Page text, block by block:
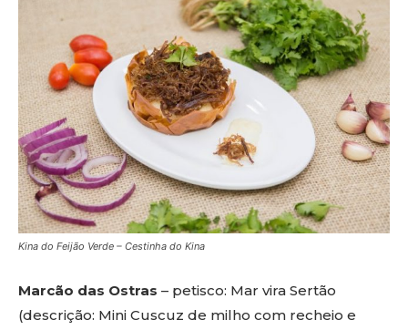
Kina do Feijão Verde – Cestinha do Kina
Marcão das Ostras – petisco: Mar vira Sertão
(descrição: Mini Cuscuz de milho com recheio e